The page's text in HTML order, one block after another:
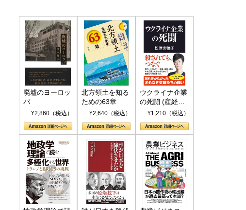
廃墟のヨーロッ
パ
¥2,860（税込）
北方領土を知る
ための63章
¥2,640（税込）
ウクライナ企業
の死闘 (産経セ
レクト S 039)
¥1,210（税込）